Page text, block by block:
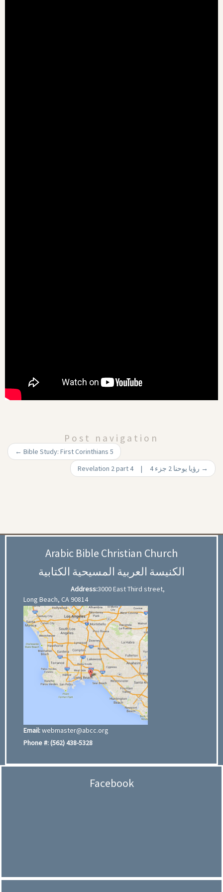
Post navigation
← Bible Study: First Corinthians 5
→
Arabic Bible Christian Church
الكنيسة العربية المسيحية الكتابية
Address:3000 East Third street,
Long Beach, CA 90814
Email:webmaster@abcc.org
Phone #:(562) 438-5328
Facebook